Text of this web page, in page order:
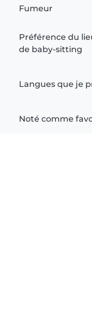
Fumeur
Préférence du
de baby-sitting
Langues que je
Noté comme